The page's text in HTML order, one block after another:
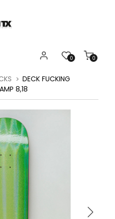
0
0
DECK FUCKING
8,18